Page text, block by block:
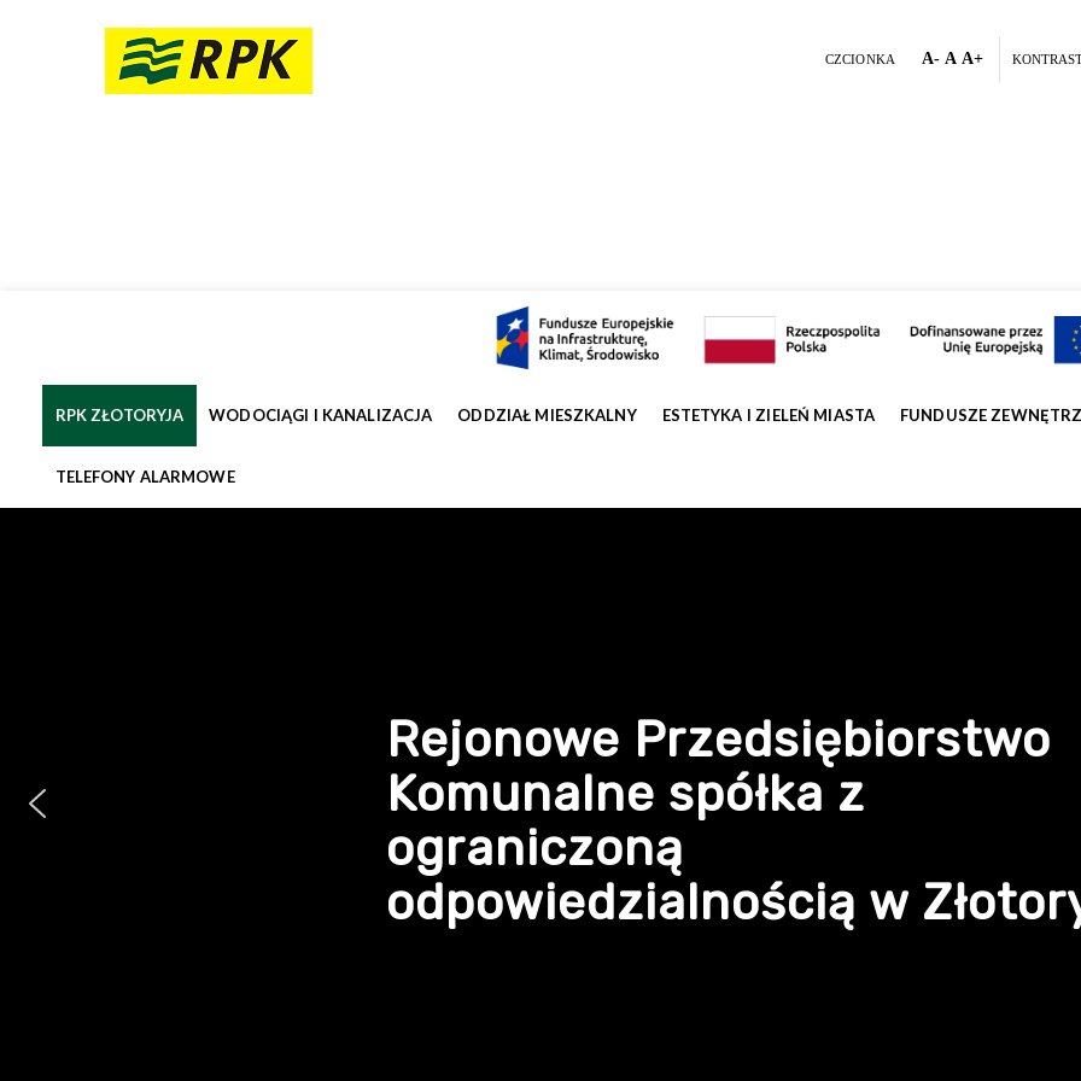
CZCIONKA A- A A+
RPK ZŁOTORYJA WODOCIĄGI I KANALIZACJA ODDZIAŁ MIESZKALNY ESTETYKA I ZIELEŃ MIASTA FUNDUSZE
TELEFONY ALARMOWE
Rejonowe Przedsiębiorstwo
Komunalne spółka z
ograniczoną
odpowiedzialnością w